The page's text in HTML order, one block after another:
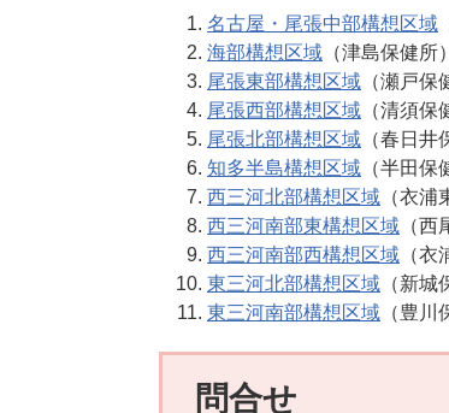
名古屋・尾張中部構想区域
海部構想区域 （津島保健所）
尾張東部構想区域 （瀬戸保
尾張西部構想区域 （清須保
尾張北部構想区域 （春日井
知多半島構想区域 （半田保
西三河北部構想区域 （衣浦
西三河南部東構想区域 （西
西三河南部西構想区域 （衣
東三河北部構想区域 （新城
東三河南部構想区域 （豊川
問合せ